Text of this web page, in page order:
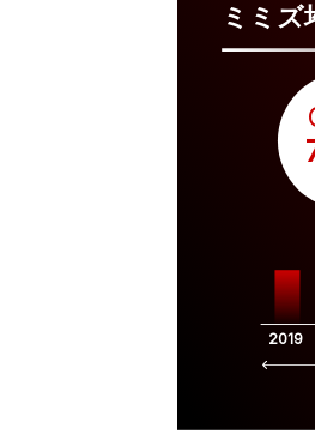
ミミズ
2019